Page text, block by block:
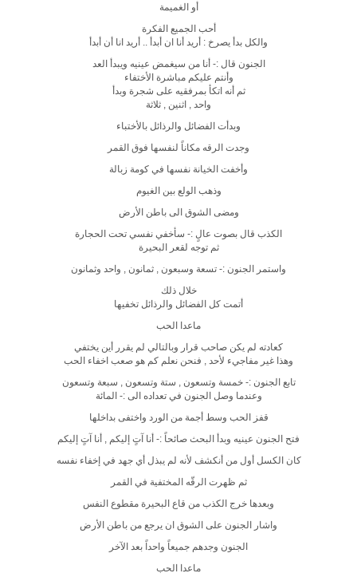
أو الغميمة
أحب الجميع الفكرة
والكل بدأ يصرخ : أريد أنا ان أبدأ .. أريد انا أن أبدأ
الجنون قال :- أنا من سيغمض عينيه ويبدأ العد
وأنتم عليكم مباشرة الأختفاء
ثم أنه اتكأ بمرفقيه على شجرة وبدأ
واحد , اثنين , ثلاثة
وبدأت الفضائل والرذائل بالأختباء
وجدت الرقه مكاناً لنفسها فوق القمر
وأخفت الخيانة نفسها في كومة زبالة
وذهب الولع بين الغيوم
ومضى الشوق الى باطن الأرض
الكذب قال بصوت عالٍ :- سأخفي نفسي تحت الحجارة
ثم توجه لقعر البحيرة
واستمر الجنون :- تسعة وسبعون , ثمانون , واحد وثمانون
خلال ذلك
أتمت كل الفضائل والرذائل تخفيها
ماعدا الحب
كعادته لم يكن صاحب قرار وبالتالي لم يقرر أين يختفي
وهذا غير مفاجيء لأحد , فنحن نعلم كم هو صعب اخفاء الحب
تابع الجنون :- خمسة وتسعون , ستة وتسعون , سبعة وتسعون
وعندما وصل الجنون في تعداده الى :- المائة
قفز الحب وسط أجمة من الورد واختفى بداخلها
فتح الجنون عينيه وبدأ البحث صائحاً :- أنا آتٍ إليكم , أنا آتٍ إليكم
كان الكسل أول من أنكشف لأنه لم يبذل أي جهد في إخفاء نفسه
ثم ظهرت الرقّه المختفية في القمر
وبعدها خرج الكذب من قاع البحيرة مقطوع النفس
واشار الجنون على الشوق ان يرجع من باطن الأرض
الجنون وجدهم جميعاً واحداً بعد الآخر
ماعدا الحب